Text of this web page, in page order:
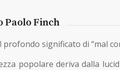
Paolo Finch
significato di “mal
popolare deriva dalla